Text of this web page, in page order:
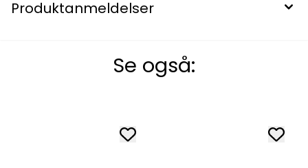
Produktanmeldelser
Se også: